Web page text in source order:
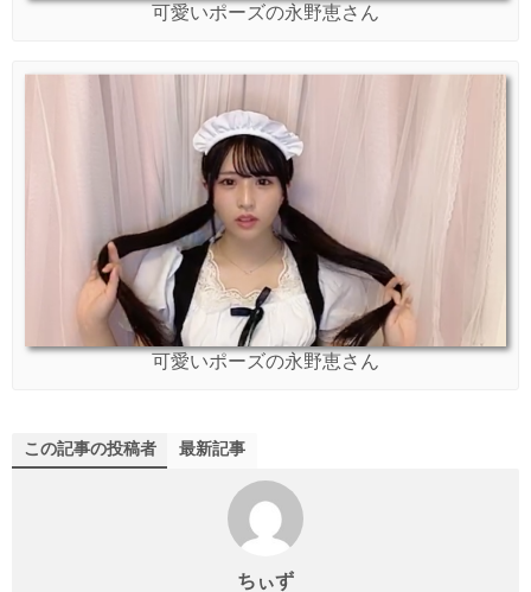
可愛いポーズの永野恵さん
可愛いポーズの永野恵さん
この記事の投稿者 最新記事
ちぃず